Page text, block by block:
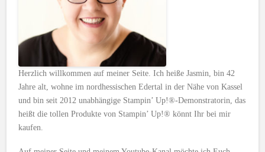
Herzlich willkommen auf meiner Seite. Ich heiße Jasmin, bin 42
Jahre alt, wohne im nordhessischen Edertal in der Nähe von Kassel
und bin seit 2012 unabhängige Stampin’ Up!®-Demonstratorin, das
heißt die tollen Produkte von Stampin’ Up!® könnt Ihr bei mir
kaufen.